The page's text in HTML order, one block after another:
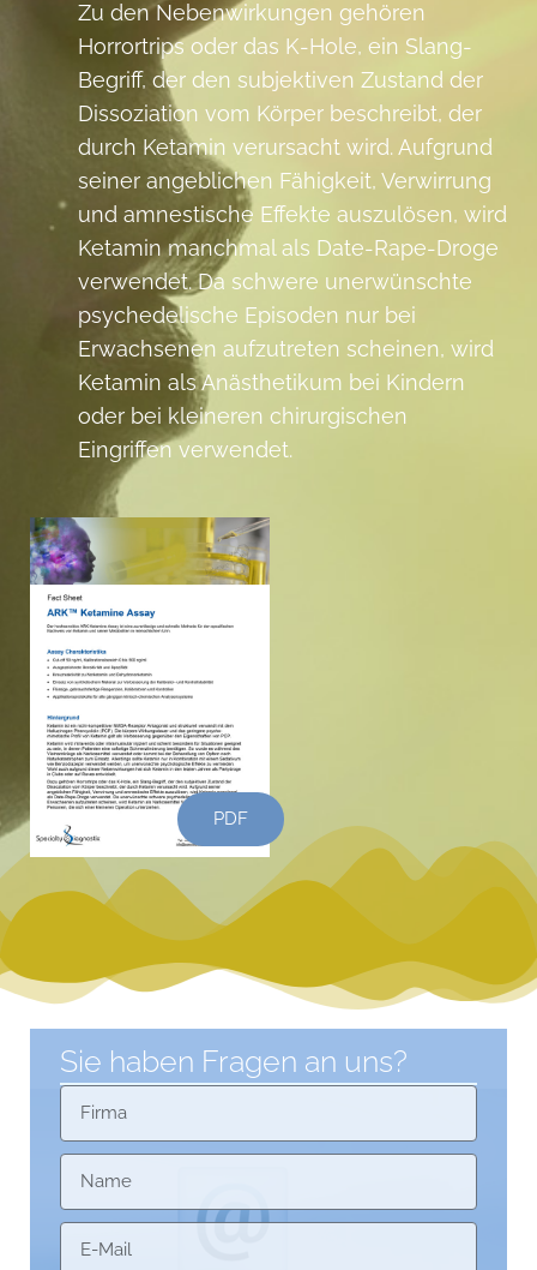
Zu den Nebenwirkungen gehören
Horrortrips oder das K-Hole, ein Slang-
Begriff, der den subjektiven Zustand der
Dissoziation vom Körper beschreibt, der
durch Ketamin verursacht wird. Aufgrund
seiner angeblichen Fähigkeit, Verwirrung
und amnestische Effekte auszulösen, wird
Ketamin manchmal als Date-Rape-Droge
verwendet. Da schwere unerwünschte
psychedelische Episoden nur bei
Erwachsenen aufzutreten scheinen, wird
Ketamin als Anästhetikum bei Kindern
oder bei kleineren chirurgischen
Eingriffen verwendet.
PDF
Sie haben Fragen an uns?